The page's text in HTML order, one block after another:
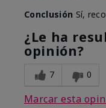
Conclusión Sí,
¿Le ha
opinión?
7 0
Marcar esta